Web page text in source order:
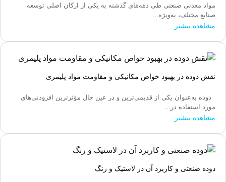
مواد معدنی صنعتی طی دهه‌های گذشته به یکی از ارکان اصلی توسعه
صنایع مختلف، به‌ویژه...
مشاهده بیشتر
نقش دوده در بهبود خواص مکانیکی و مقاومت مواد پلیمری
دوده به‌عنوان یکی از قدیمی‌ترین و در عین حال مؤثرترین افزودنی‌های
مورد استفاده در...
مشاهده بیشتر
دوده صنعتی و کاربرد آن در لاستیک و رنگ